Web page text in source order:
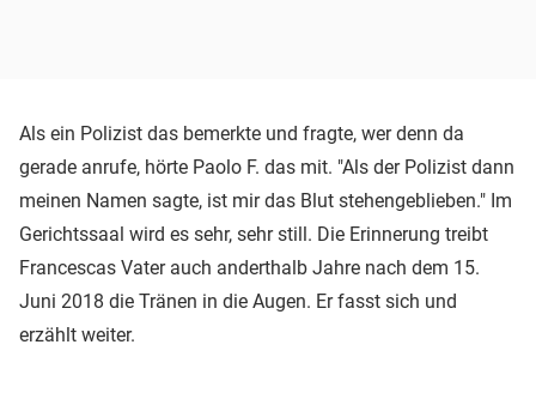
Als ein Polizist das bemerkte und fragte, wer denn da
gerade anrufe, hörte Paolo F. das mit. "Als der Polizist dann
meinen Namen sagte, ist mir das Blut stehengeblieben." Im
Gerichtssaal wird es sehr, sehr still. Die Erinnerung treibt
Francescas Vater auch anderthalb Jahre nach dem 15.
Juni 2018 die Tränen in die Augen. Er fasst sich und
erzählt weiter.